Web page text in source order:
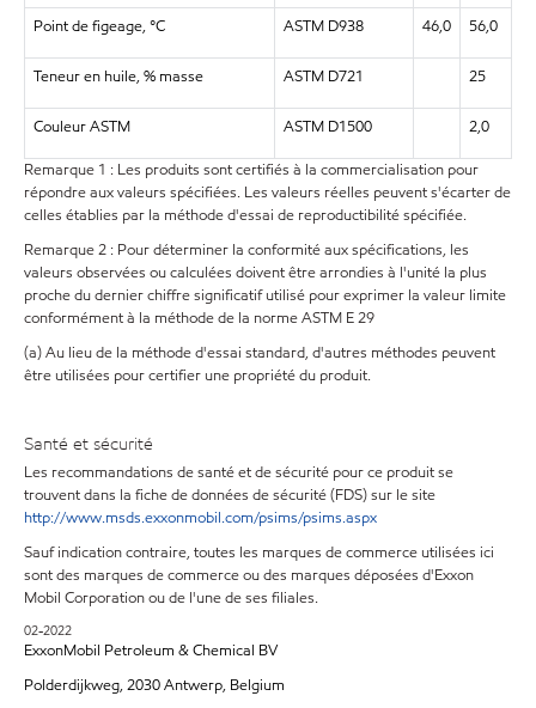
Point de figeage, °C ASTM D938 46,0 56,0
Teneur en huile, % masse ASTM D721 25
Couleur ASTM ASTM D1500
2,0
Remarque 1 : Les produits sont certifiés à la commercialisation pour
répondre aux valeurs spécifiées. Les valeurs réelles peuvent s'écarter de
celles établies par la méthode d'essai de reproductibilité spécifiée.
Remarque 2 : Pour déterminer la conformité aux spécifications, les
valeurs observées ou calculées doivent être arrondies à l'unité la plus
proche du dernier chiffre significatif utilisé pour exprimer la valeur limite
conformément à la méthode de la norme ASTM E 29
(a) Au lieu de la méthode d'essai standard, d'autres méthodes peuvent
être utilisées pour certifier une propriété du produit.
Santé et sécurité
Les recommandations de santé et de sécurité pour ce produit se
trouvent dans la fiche de données de sécurité (FDS) sur le site
http://www.msds.exxonmobil.com/psims/psims.aspx
Sauf indication contraire, toutes les marques de commerce utilisées ici
sont des marques de commerce ou des marques déposées d'Exxon
Mobil Corporation ou de l'une de ses filiales.
02-2022
ExxonMobil Petroleum & Chemical BV
Polderdijkweg, 2030 Antwerp, Belgium